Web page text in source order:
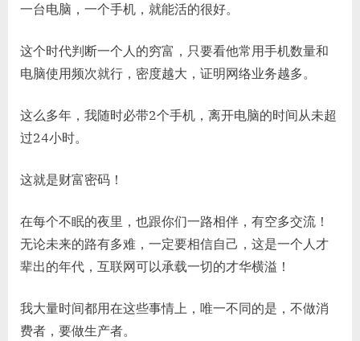
一台电脑，一个手机，就能活的很好。
这个时代判断一个人的穷富，只要看他常用手机数量和
电脑使用频次就行，密度越大，证明网络业务越多。
这么多年，我随时必带2个手机，离开电脑的时间从未超
过24小时。
这就是财富密码！
在每个不眠的夜里，也跟你们一路相伴，有空多交流！
无论未来的路有多难，一定要相信自己，这是一个人才
辈出的年代，互联网可以承载一切的才华横溢！
我大量时间都用在这些事情上，唯一不同的是，不做消
费者，要做生产者。